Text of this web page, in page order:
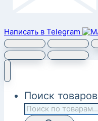
Написать в Telegram
Поиск товаров